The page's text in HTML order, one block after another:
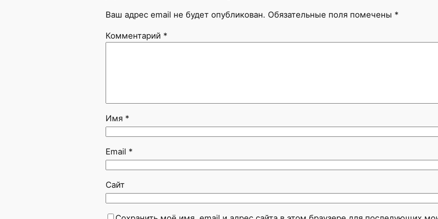
Ваш адрес email не будет опубликован. Обязательные поля помечены *
Комментарий *
Имя *
Email *
Сайт